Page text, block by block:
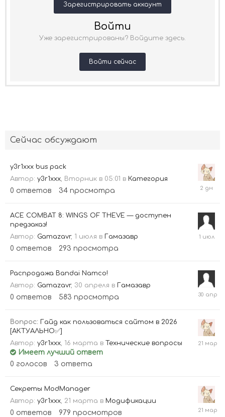
Зарегистрировать аккаунт
Войти
Уже зарегистрированы? Войдите здесь.
Войти сейчас
Сейчас обсуждают
y3r1xxx bus pack
Автор: y3r1xxx Вторник в 05:01 в Категория
0 ответов 34 просмотра
ACE COMBAT 8: WINGS OF THEVE — доступен
предзаказ!
Автор: Gamazavr, 1 июля в Гамазавр
0 ответов 293 просмотра
1
Распродажа Bandai Namco!
Автор: Gamazavr, 30 апреля в Гамазавр
0 ответов 583 просмотра
30
Вопрос: Гайд как пользоваться сайтом в 2026
[АКТУАЛЬНО✅]
Автор: y3r1xxx 16 марта в Технические вопросы
Имеет лучший ответ
0 голосов 3 ответа
21
Секреты ModManager
Автор: y3r1xxx, 21 марта в Модификации
0 ответов 979 просмотров
21